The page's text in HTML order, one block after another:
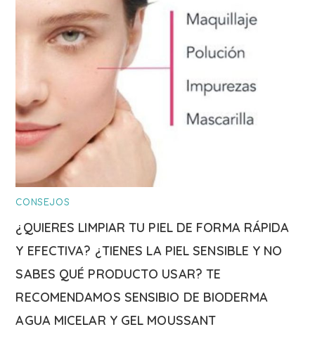
CONSEJOS
¿QUIERES LIMPIAR TU PIEL DE FORMA RÁPIDA
Y EFECTIVA? ¿TIENES LA PIEL SENSIBLE Y NO
SABES QUÉ PRODUCTO USAR? TE
RECOMENDAMOS SENSIBIO DE BIODERMA
AGUA MICELAR Y GEL MOUSSANT